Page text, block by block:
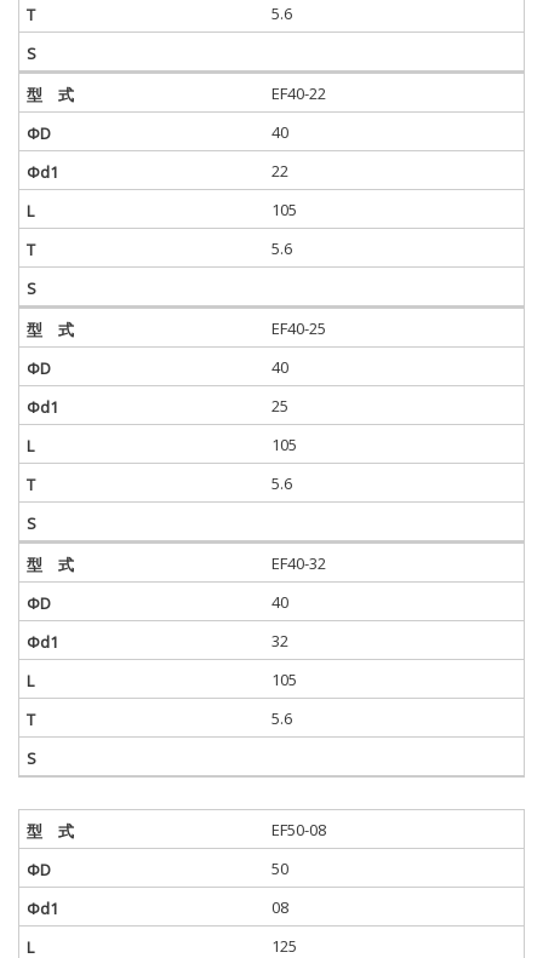
5.6
EF40-22
40
22
105
5.6
EF40-25
40
25
105
5.6
EF40-32
40
32
105
5.6
EF50-08
50
08
125